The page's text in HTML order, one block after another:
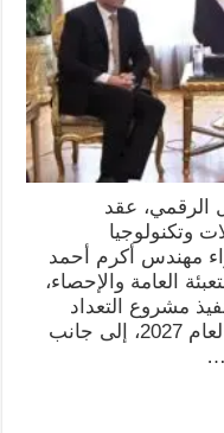
الرقمي، عقد
وتكنولوجيا
مهندس أكرم أحمد
العامة والإحصاء،
مشروع التعداد
العام للسكان والإسكان والمنشآت لعام 2027، إلى جانب
…